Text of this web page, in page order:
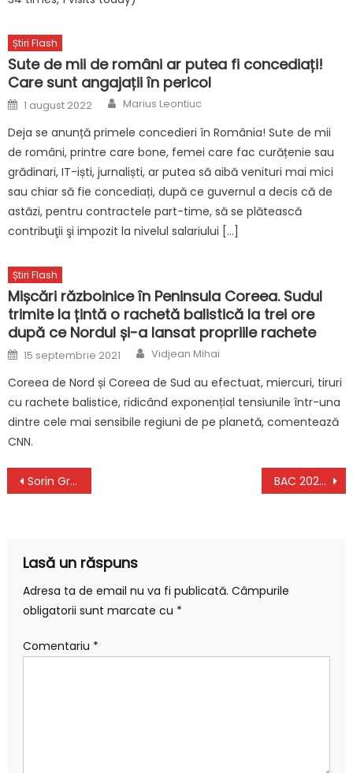
Știri Flash
Sute de mii de români ar putea fi concediați!
Care sunt angajații în pericol
Posted
on
1 august 2022 Author
Marius Leontiuc
Deja se anunță primele concedieri în România! Sute de mii
de români, printre care bone, femei care fac curățenie sau
grădinari, IT-iști, jurnaliști, ar putea să aibă venituri mai mici
sau chiar să fie concediați, după ce guvernul a decis că de
astăzi, pentru contractele part-time, să se plătească
contribuţii şi impozit la nivelul salariului […]
Știri Flash
Mișcări războinice în Peninsula Coreea. Sudul
trimite la țintă o rachetă balistică la trei ore
după ce Nordul și-a lansat propriile rachete
Posted
on
15 septembrie 2021 Author
Vidjean Mihai
Coreea de Nord și Coreea de Sud au efectuat, miercuri, tiruri
cu rachete balistice, ridicând exponențial tensiunile într-una
dintre cele mai sensibile regiuni de pe planetă, comentează
CNN.
Navigare
Sorin Grindeanu, ministrul Transporturilor, anunţă investiţii masive la CFR din bani europeni BAC 2023. Modificare importantă în calendarul examenului de Bacalaureat | Varianta actualizată
Lasă un răspuns
Adresa ta de email nu va fi publicată. Câmpurile
obligatorii sunt marcate cu *
Comentariu *